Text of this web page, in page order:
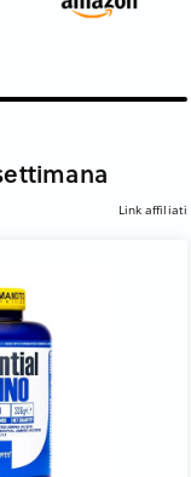
Link affiliati